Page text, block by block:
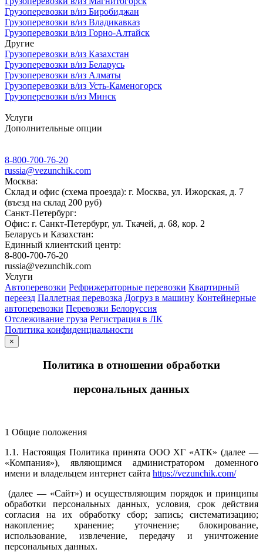
Грузоперевозки в/из Биробиджан
Грузоперевозки в/из Владикавказ
Грузоперевозки в/из Горно-Алтайск
Другие
Грузоперевозки в/из Казахстан
Грузоперевозки в/из Беларусь
Грузоперевозки в/из Алматы
Грузоперевозки в/из Усть-Каменогорск
Грузоперевозки в/из Минск
Услуги
Дополнительные опции
8-800-700-76-20
russia@vezunchik.com
Москва:
Склад и офис (схема проезда): г. Москва, ул. Ижорская, д. 7
(въезд на склад 200 руб)
Санкт-Петербург:
Офис: г. Санкт-Петербург, ул. Ткачей, д. 68, кор. 2
Беларусь и Казахстан:
Единный клиентский центр:
8-800-700-76-20
russia@vezunchik.com
Услуги
Автоперевозки Рефрижераторные перевозки Квартирный
переезд Паллетная перевозка Догруз в машину Контейнерные
автоперевозки Перевозки Белоруссия
Отслеживание груза Регистрация в ЛК
Политика конфиденциальности
×
Политика в отношении обработки
персональных данных
1 Общие положения
1.1. Настоящая Политика принята ООО ХГ «АТК» (далее —
«Компания»), являющимся администратором доменного
имени и владельцем интернет сайта https://vezunchik.com/
(далее — «Сайт») и осуществляющим порядок и принципы
обработки персональных данных, условия, срок действия
согласия на их обработку сбор; запись; систематизацию;
накопление; хранение; уточнение; блокирование,
использование, извлечение, передачу и уничтожение
персональных данных.